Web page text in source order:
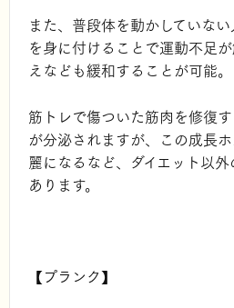
また、普段体を動かしていな
を身に付けることで運動不足
えなども緩和することが可能。
筋トレで傷ついた筋肉を修復
が分泌されますが、この成長
麗になるなど、ダイエット以
あります。
【プランク】